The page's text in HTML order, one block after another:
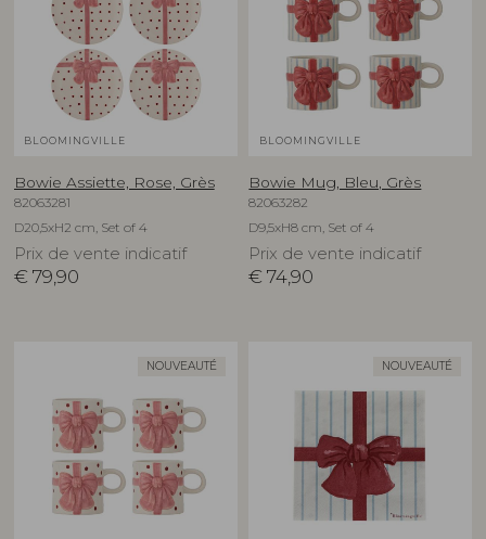
BLOOMINGVILLE
Bowie Assiette, Rose, Grès
82063281
D20,5xH2 cm, Set of 4
Prix de vente indicatif
€ 79,90
BLOOMINGVILLE
Bowie Mug, Bleu, Grès
82063282
D9,5xH8 cm, Set of 4
Prix de vente indicatif
€ 74,90
NOUVEAUTÉ NOUVEAUTÉ